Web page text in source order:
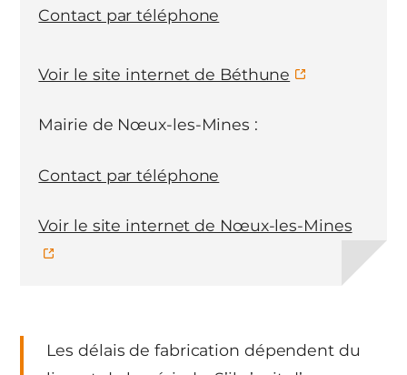
Les délais de fabrication dépendent du
Contact par téléphone
Voir le site internet de Béthune
Mairie de Nœux-les-Mines :
Contact par téléphone
Voir le site internet de Nœux-les-Mines